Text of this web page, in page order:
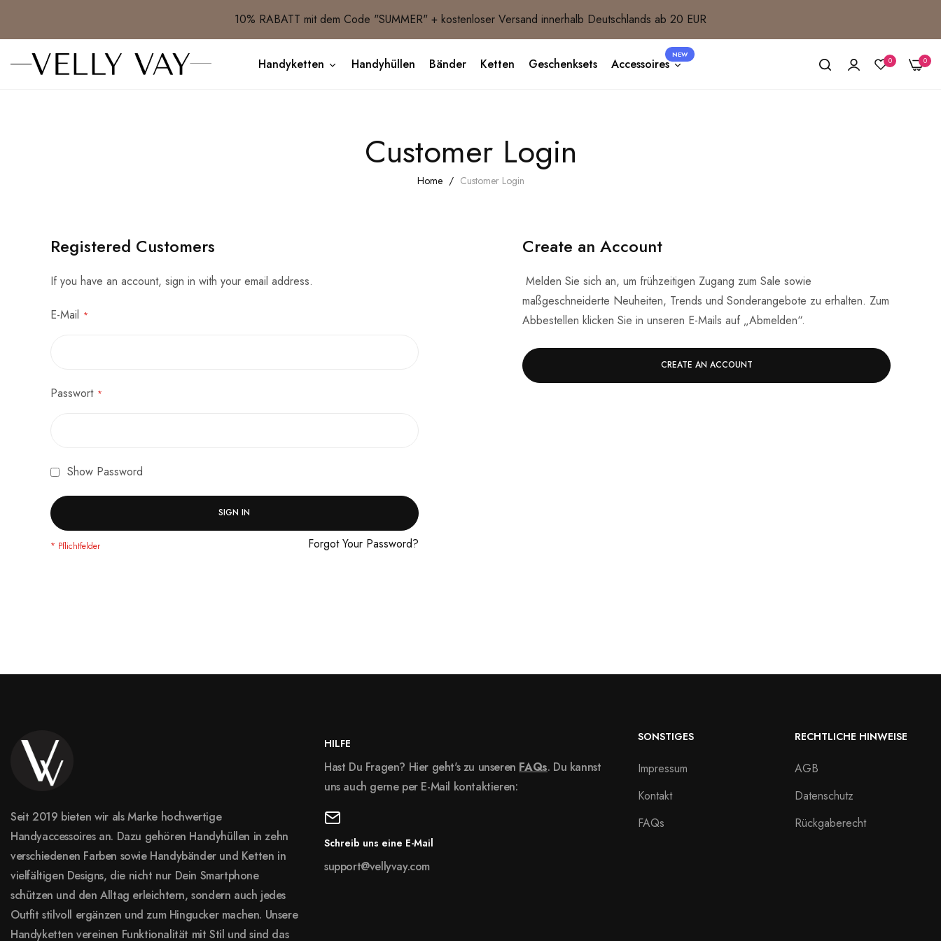
10% RABATT mit dem Code "SUMMER" + kostenloser Versand innerhalb Deutschlands ab 20 EUR
Handyketten Handyhüllen Bänder Ketten Geschenksets Accessoires
NEW
0 0
Customer Login
Home Customer Login
Registered Customers
If you have an account, sign in with your email address.
E-Mail
Passwort
Show Password
SIGN IN
Forgot Your Password?
Create an Account
Melden Sie sich an, um frühzeitigen Zugang zum Sale sowie
maßgeschneiderte Neuheiten, Trends und Sonderangebote zu erhalten. Zum
Abbestellen klicken Sie in unseren E-Mails auf „Abmelden“.
CREATE AN ACCOUNT
Seit 2019 bieten wir als Marke hochwertige
Handyaccessoires an. Dazu gehören Handyhüllen in zehn
verschiedenen Farben sowie Handybänder und Ketten in
vielfältigen Designs, die nicht nur Dein Smartphone
schützen und den Alltag erleichtern, sondern auch jedes
Outfit stilvoll ergänzen und zum Hingucker machen. Unsere
Handyketten vereinen Funktionalität mit Stil und sind das
HILFE
Hast Du Fragen? Hier geht's zu unseren FAQs. Du kannst
uns auch gerne per E-Mail kontaktieren:
Schreib uns eine E-Mail
support@vellyvay.com
SONSTIGES
Impressum
Kontakt
FAQs
RECHTLICHE HINWEISE
AGB
Datenschutz
Rückgaberecht